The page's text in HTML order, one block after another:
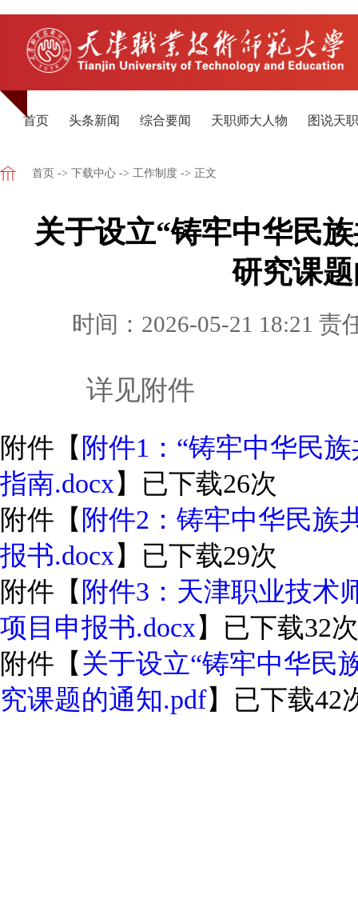
首页 头条新闻 综合要闻 天职师大人物 图说天
首页 -> 下载中心 -> 工作制度 -> 正文
关于设立“铸牢中华民
研究课
时间：2026-05-21 18:21 责
详见附件
附件【 附件1：“铸牢中华民
指南.docx】已下载26次
附件【 附件2：铸牢中华民族
报书.docx】已下载29次
附件【 附件3：天津职业技术
项目申报书.docx】已下载32次
附件【 关于设立“铸牢中华民
究课题的通知.pdf】已下载42